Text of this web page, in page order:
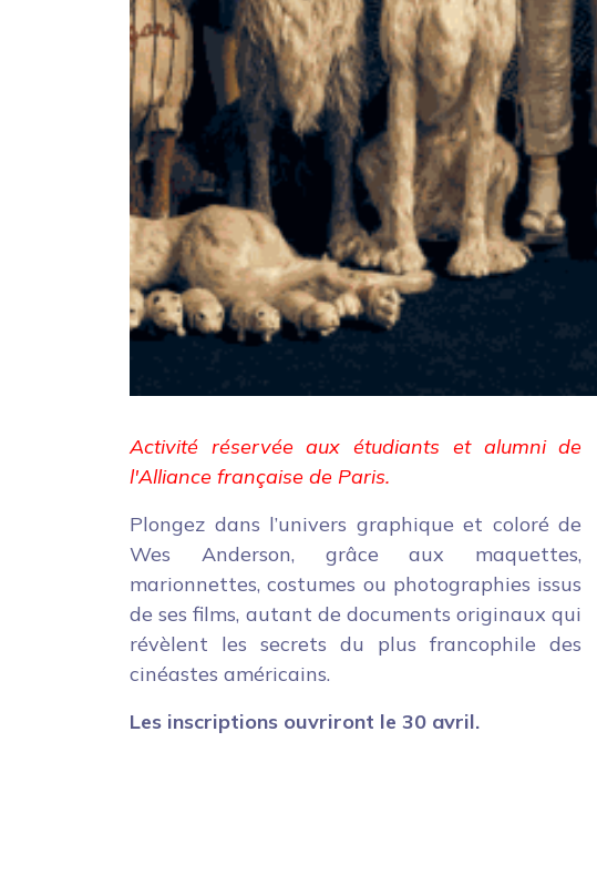
Activité réservée aux étudiants et alumni de
l'Alliance française de Paris.
Plongez dans l’univers graphique et coloré de
Wes Anderson, grâce aux maquettes,
marionnettes, costumes ou photographies issus
de ses films, autant de documents originaux qui
révèlent les secrets du plus francophile des
cinéastes américains.
Les inscriptions ouvriront le 30 avril.